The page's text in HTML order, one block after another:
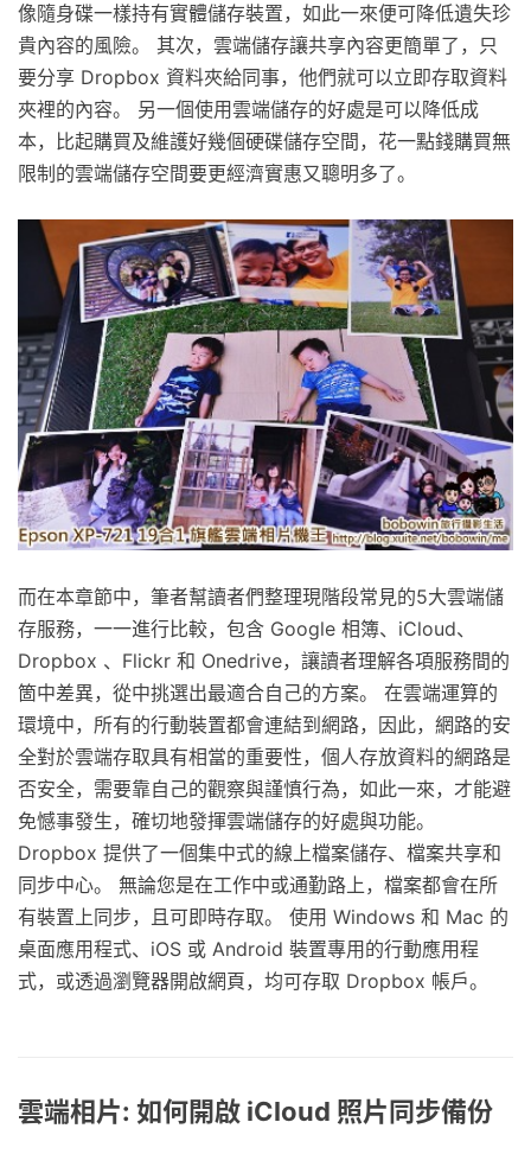
像隨身碟一樣持有實體儲存裝置，如此一來便可降低遺失珍
貴內容的風險。 其次，雲端儲存讓共享內容更簡單了，只
要分享 Dropbox 資料夾給同事，他們就可以立即存取資料
夾裡的內容。 另一個使用雲端儲存的好處是可以降低成
本，比起購買及維護好幾個硬碟儲存空間，花一點錢購買無
限制的雲端儲存空間要更經濟實惠又聰明多了。
而在本章節中，筆者幫讀者們整理現階段常見的5大雲端儲
存服務，一一進行比較，包含 Google 相簿、iCloud、
Dropbox 、Flickr 和 Onedrive，讓讀者理解各項服務間的
箇中差異，從中挑選出最適合自己的方案。 在雲端運算的
環境中，所有的行動裝置都會連結到網路，因此，網路的安
全對於雲端存取具有相當的重要性，個人存放資料的網路是
否安全，需要靠自己的觀察與謹慎行為，如此一來，才能避
免憾事發生，確切地發揮雲端儲存的好處與功能。
Dropbox 提供了一個集中式的線上檔案儲存、檔案共享和
同步中心。 無論您是在工作中或通勤路上，檔案都會在所
有裝置上同步，且可即時存取。 使用 Windows 和 Mac 的
桌面應用程式、iOS 或 Android 裝置專用的行動應用程
式，或透過瀏覽器開啟網頁，均可存取 Dropbox 帳戶。
雲端相片: 如何開啟 iCloud 照片同步備份